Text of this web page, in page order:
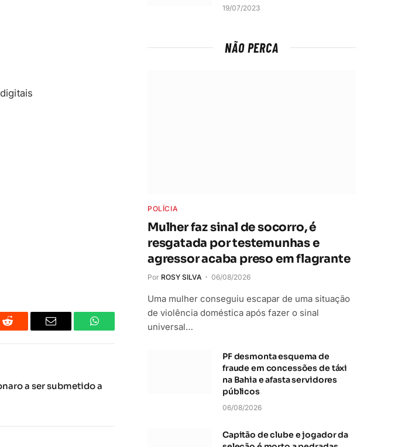
Reddit
E-
Whatsapp
a ser submetido a
19/07/2023
NÃO PERCA
POLÍCIA
Mulher faz sinal de socorro, é
resgatada por testemunhas e
agressor acaba preso em flagrante
Por ROSY SILVA 06/08/2026
Uma mulher conseguiu escapar de uma situação
de violência doméstica após fazer o sinal
universal…
PF desmonta esquema de
fraude em concessões de táxi
na Bahia e afasta servidores
públicos
06/08/2026
Capitão de clube e jogador da